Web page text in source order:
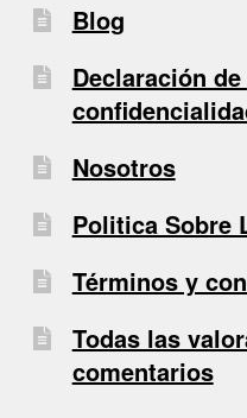
Blog
Declaración
Nosotros
Politica Sobre
Términos y
Todas las
comentarios